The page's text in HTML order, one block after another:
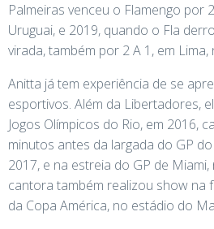
Palmeiras venceu o Flamengo por
Uruguai, e 2019, quando o Fla
virada, também por 2 A 1, em Lima,
Anitta já tem experiência de se
esportivos. Além da Libertadores,
Jogos Olímpicos do Rio, em 2016,
minutos antes da largada do GP
2017, e na estreia do GP de
cantora também realizou show na
da Copa América, no estádio do